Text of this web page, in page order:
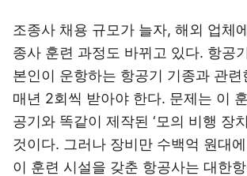
조종사 채용 규모가 늘자, 해외 업체
종사 훈련 과정도 바뀌고 있다. 항공
본인이 운항하는 항공기 기종과 관련
매년 2회씩 받아야 한다. 문제는 이
공기와 똑같이 제작된 ‘모의 비행 장
것이다. 그러나 장비만 수백억 원대
이 훈련 시설을 갖춘 항공사는 대한